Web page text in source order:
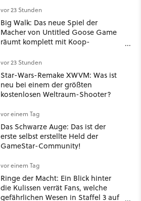
vor 23 Stunden
Big Walk: Das neue Spiel der
Macher von Untitled Goose Game
räumt komplett mit Koop-
vor 23 Stunden
Star-Wars-Remake XWVM: Was ist
neu bei einem der größten
kostenlosen Weltraum-Shooter?
vor einem Tag
Das Schwarze Auge: Das ist der
erste selbst erstellte Held der
GameStar-Community!
vor einem Tag
Ringe der Macht: Ein Blick hinter
die Kulissen verrät Fans, welche
gefährlichen Wesen in Staffel 3 auf